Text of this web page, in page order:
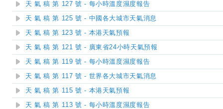
天 氣 稿 第 127 號 - 每小時溫度濕度報告
天 氣 稿 第 125 號 - 中國各大城市天氣消息
天 氣 稿 第 123 號 - 本港天氣預報
天 氣 稿 第 121 號 - 廣東省24小時天氣預報
天 氣 稿 第 119 號 - 每小時溫度濕度報告
天 氣 稿 第 117 號 - 世界各大城市天氣消息
天 氣 稿 第 115 號 - 本港天氣預報
天 氣 稿 第 113 號 - 每小時溫度濕度報告